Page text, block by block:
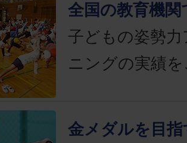
全国の教育機関
子どもの姿勢
ニングの実績
金メダルを目指